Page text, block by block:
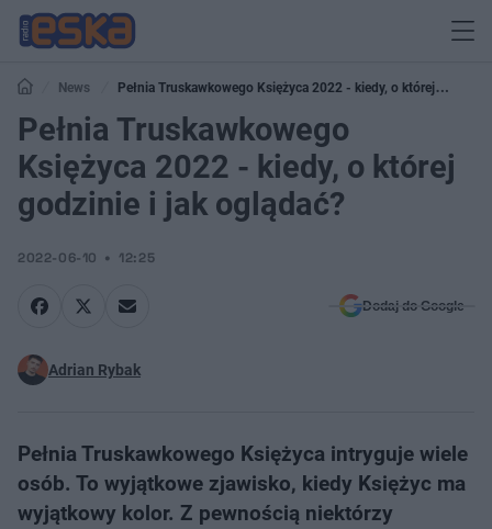
News
Pełnia Truskawkowego Księżyca 2022 - kiedy, o której
godzinie i jak oglądać?
Pełnia Truskawkowego
Księżyca 2022 - kiedy, o której
godzinie i jak oglądać?
2022-06-10 12:25
Dodaj do Google
Adrian Rybak
Pełnia Truskawkowego Księżyca intryguje wiele
osób. To wyjątkowe zjawisko, kiedy Księżyc ma
wyjątkowy kolor. Z pewnością niektórzy